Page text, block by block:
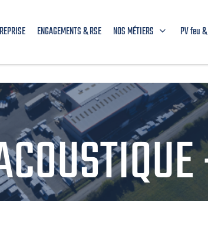
ENGAGEMENTS & RSE NOS MÉTIERS PV feu